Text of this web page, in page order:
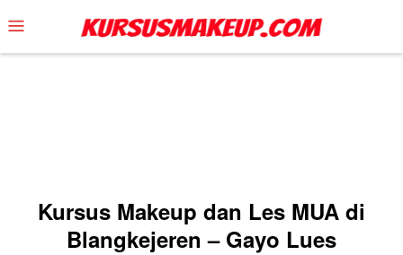
to
content
Mobile
Menu
Kursus Makeup dan Les MUA di
Blangkejeren – Gayo Lues